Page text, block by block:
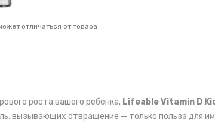
отличаться от товара
роста вашего ребенка. Lifeable Vitamin D
вызывающих отвращение — только польза для